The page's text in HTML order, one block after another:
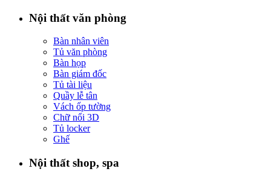
Nội thất văn phòng
Bàn nhân viên
Tủ văn phòng
Bàn họp
Bàn giám đốc
Tủ tài liệu
Quầy lễ tân
Vách ốp tường
Chữ nổi 3D
Tủ locker
Ghế
Nội thất shop, spa